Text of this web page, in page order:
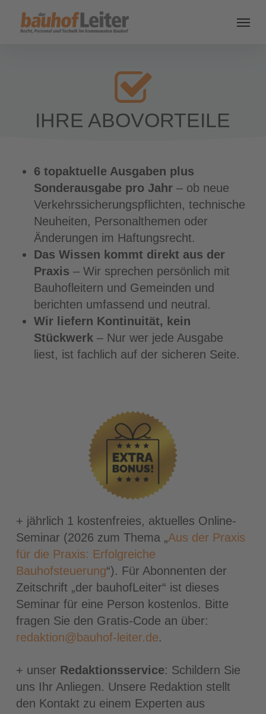
IHRE ABOVORTEILE
6 topaktuelle Ausgaben plus
Sonderausgabe pro Jahr – ob neue
Verkehrssicherungspflichten, technische
Neuheiten, Personalthemen oder
Änderungen im Haftungsrecht.
Das Wissen kommt direkt aus der
Praxis – Wir sprechen persönlich mit
Bauhofleitern und Gemeinden und
berichten umfassend und neutral.
Wir liefern Kontinuität, kein
Stückwerk – Nur wer jede Ausgabe
liest, ist fachlich auf der sicheren Seite.
+ jährlich 1 kostenfreies, aktuelles Online-
Seminar (2026 zum Thema „Aus der Praxis
für die Praxis: Erfolgreiche
Bauhofsteuerung“). Für Abonnenten der
Zeitschrift „der bauhofLeiter“ ist dieses
Seminar für eine Person kostenlos. Bitte
fragen Sie den Gratis-Code an über:
redaktion@bauhof-leiter.de.
+ unser Redaktionsservice: Schildern Sie
uns Ihr Anliegen. Unsere Redaktion stellt
den Kontakt zu einem Experten aus